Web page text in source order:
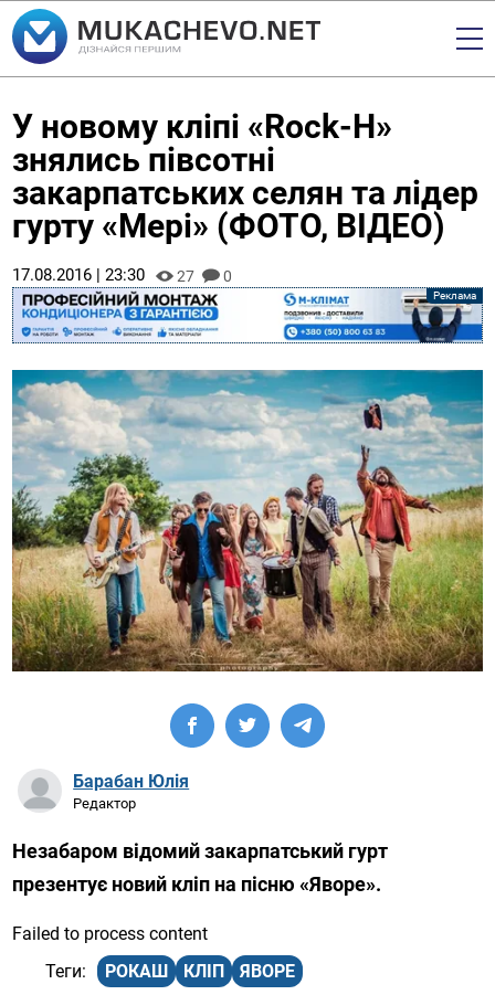
У новому кліпі «Rock-H»
знялись півсотні
закарпатських селян та лідер
гурту «Мері» (ФОТО, ВІДЕО)
17.08.2016 | 23:30 27 0
Барабан Юлія
Редактор
Незабаром відомий закарпатський гурт
презентує новий кліп на пісню «Яворе».
Failed to process content
РОКАШ
КЛІП ЯВОРЕ